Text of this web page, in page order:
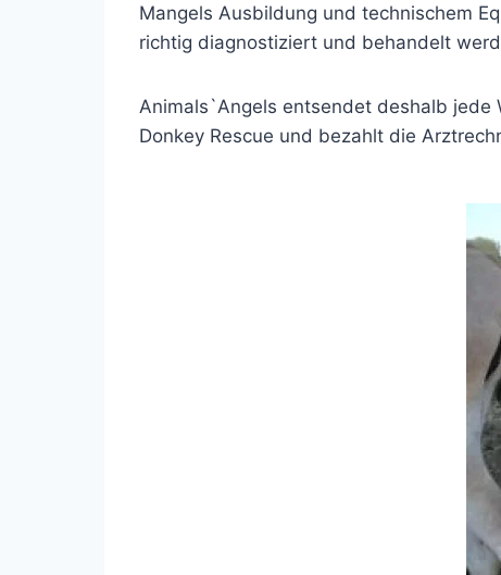
Mangels Ausbildung und technischem
richtig diagnostiziert und behandelt
Animals`Angels entsendet deshalb jede
Donkey Rescue und bezahlt die